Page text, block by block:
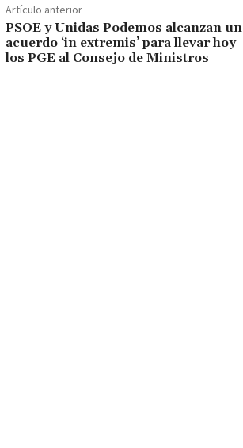
Artículo anterior
PSOE y Unidas Podemos alcanzan un
acuerdo ‘in extremis’ para llevar hoy
los PGE al Consejo de Ministros